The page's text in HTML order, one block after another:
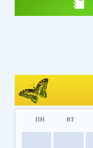
пн вт